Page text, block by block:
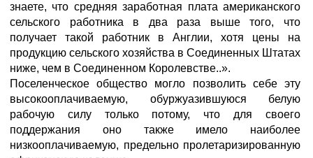
знаете, что средняя заработная плата американского
сельского работника в два раза выше того, что
получает такой работник в Англии, хотя цены на
продукцию сельского хозяйства в Соединенных Штатах
ниже, чем в Соединенном Королевстве..».
Поселенческое общество могло позволить себе эту
высокооплачиваемую, обуржуазившуюся белую
рабочую силу только потому, что для своего
поддержания оно также имело наиболее
низкооплачиваемую, предельно пролетаризированную